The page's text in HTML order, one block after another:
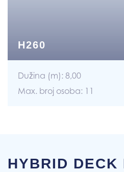
H260
Dužina (m): 8,00
Max. broj osoba: 11
HYBRID DECK